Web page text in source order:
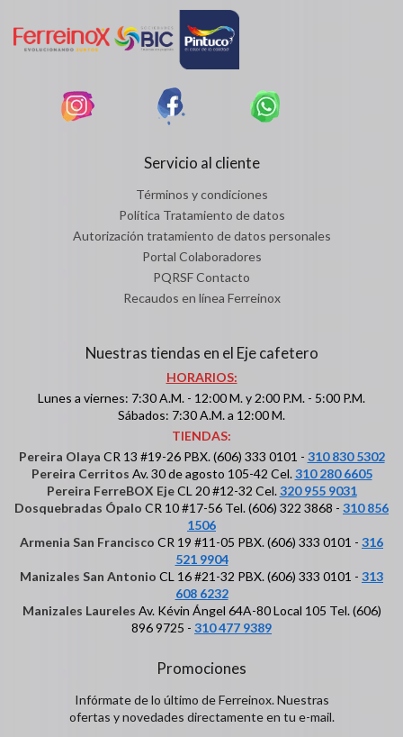
Servicio al cliente
Términos y condiciones
Política Tratamiento de datos
Autorización tratamiento de datos personales
Portal Colaboradores
PQRSF Contacto
Recaudos en línea Ferreinox
Nuestras tiendas en el Eje cafetero
HORARIOS:
Lunes a viernes: 7:30 A.M. - 12:00 M. y 2:00 P.M. - 5:00 P.M.
Sábados: 7:30 A.M. a 12:00 M.
TIENDAS:
Pereira Olaya CR 13 #19-26 PBX. (606) 333 0101 - 310 830 5302
Pereira Cerritos Av. 30 de agosto 105-42 Cel.310 280 6605
Pereira FerreBOX EjeCL 20 #12-32 Cel.320 955 9031
Dosquebradas Ópalo CR 10 #17-56 Tel. (606) 322 3868 - 310 856
1506
Armenia San Francisco CR 19 #11-05 PBX. (606) 333 0101 - 316
521 9904
Manizales San Antonio CL 16 #21-32 PBX. (606) 333 0101 - 313
608 6232
Manizales Laureles Av. Kévin Ángel 64A-80 Local 105 Tel. (606)
896 9725 - 310 477 9389
Promociones
Infórmate de lo último de Ferreinox. Nuestras
ofertas y novedades directamente en tu e-mail.